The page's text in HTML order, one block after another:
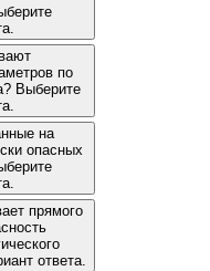
по
Выберите
на
опасных
прямого
ответа.